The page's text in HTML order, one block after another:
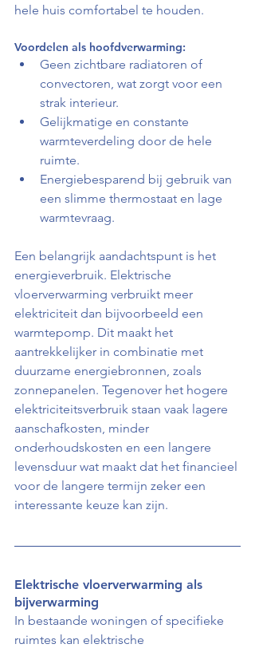
hele huis comfortabel te houden.
Voordelen als hoofdverwarming:
Geen zichtbare radiatoren of
convectoren, wat zorgt voor een
strak interieur.
Gelijkmatige en constante
warmteverdeling door de hele
ruimte.
Energiebesparend bij gebruik van
een slimme thermostaat en lage
warmtevraag.
Een belangrijk aandachtspunt is het
energieverbruik. Elektrische
vloerverwarming verbruikt meer
elektriciteit dan bijvoorbeeld een
warmtepomp. Dit maakt het
aantrekkelijker in combinatie met
duurzame energiebronnen, zoals
zonnepanelen. Tegenover het hogere
elektriciteitsverbruik staan vaak lagere
aanschafkosten, minder
onderhoudskosten en een langere
levensduur wat maakt dat het financieel
voor de langere termijn zeker een
interessante keuze kan zijn.
Elektrische vloerverwarming als
bijverwarming
In bestaande woningen of specifieke
ruimtes kan elektrische